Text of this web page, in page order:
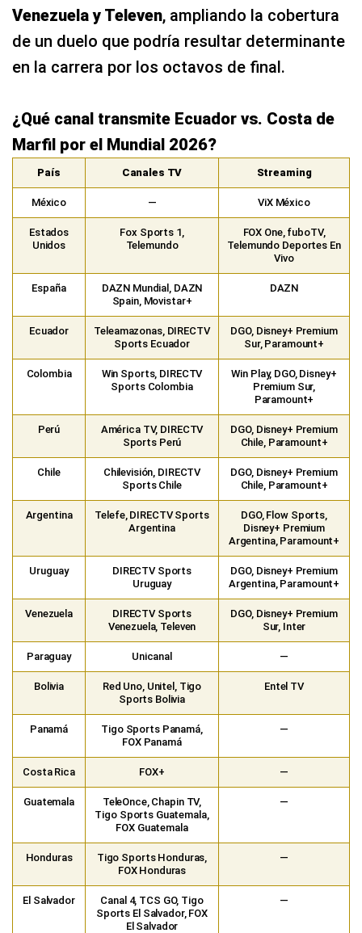
Venezuela y Televen, ampliando la cobertura
de un duelo que podría resultar determinante
en la carrera por los octavos de final.
¿Qué canal transmite Ecuador vs. Costa de
Marfil por el Mundial 2026?
País Canales TV Streaming
México — ViX México
Estados
Unidos
Fox Sports 1,
Telemundo
FOX One, fuboTV,
Telemundo Deportes En
Vivo
España
DAZN Mundial, DAZN
Spain, Movistar+
DAZN
Ecuador
Teleamazonas, DIRECTV
Sports Ecuador
DGO, Disney+ Premium
Sur, Paramount+
Colombia
Win Sports, DIRECTV
Sports Colombia
Win Play, DGO, Disney+
Premium Sur,
Paramount+
Perú
América TV, DIRECTV
Sports Perú
DGO, Disney+ Premium
Chile, Paramount+
Chile
Chilevisión, DIRECTV
Sports Chile
DGO, Disney+ Premium
Chile, Paramount+
Argentina
Telefe, DIRECTV Sports
Argentina
DGO, Flow Sports,
Disney+ Premium
Argentina, Paramount+
Uruguay
DIRECTV Sports
Uruguay
DGO, Disney+ Premium
Argentina, Paramount+
Venezuela
DIRECTV Sports
Venezuela, Televen
DGO, Disney+ Premium
Sur, Inter
Paraguay Unicanal —
Bolivia
Red Uno, Unitel, Tigo
Sports Bolivia
Entel TV
Panamá
Tigo Sports Panamá,
FOX Panamá
—
Costa Rica FOX+ —
Guatemala
TeleOnce, Chapin TV,
Tigo Sports Guatemala,
FOX Guatemala
—
Honduras
Tigo Sports Honduras,
FOX Honduras
—
El Salvador
Canal 4, TCS GO, Tigo
Sports El Salvador, FOX
El Salvador
—